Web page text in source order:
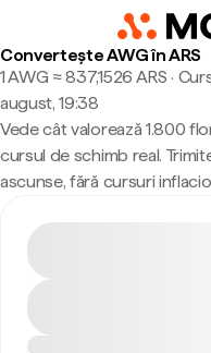
Convertește AWG în ARS
1 AWG ≈ 837,1526 ARS ·
august, 19:38
Vede cât valorează 1.800
cursul de schimb real.
ascunse, fără cursuri